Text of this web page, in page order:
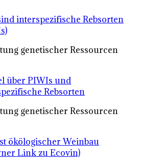
interspezifische Rebsorten
genetischer Ressourcen
über PIWIs und
Rebsorten
genetischer Ressourcen
ökölogischer Weinbau
Link zu Ecovin)